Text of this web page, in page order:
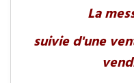
La
suivie d'une